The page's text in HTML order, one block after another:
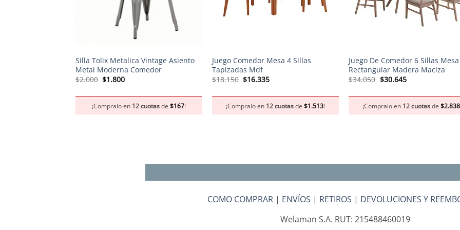
Silla Tolix Metalica Vintage Asiento
Metal Moderna Comedor
$2.000 El
$2.000.
$1.800El
$1.800.
¡Compralo en 12 cuotasde $167!
Juego Comedor Mesa 4 Sillas
Tapizadas Mdf
$18.150 El
$18.150.
$16.335El
$16.335.
¡Compralo en 12 cuotasde $1.513!
Juego De Comedor 6 Sillas Mesa
Rectangular Madera Maciza
$34.050 El
$34.050.
$30.645El
$30.645.
¡Compralo en 12 cuotasde$2.838
COMO COMPRAR | ENVÍOS | RETIROS | DEVOLUCIONES Y
Welaman S.A. RUT: 215488460019